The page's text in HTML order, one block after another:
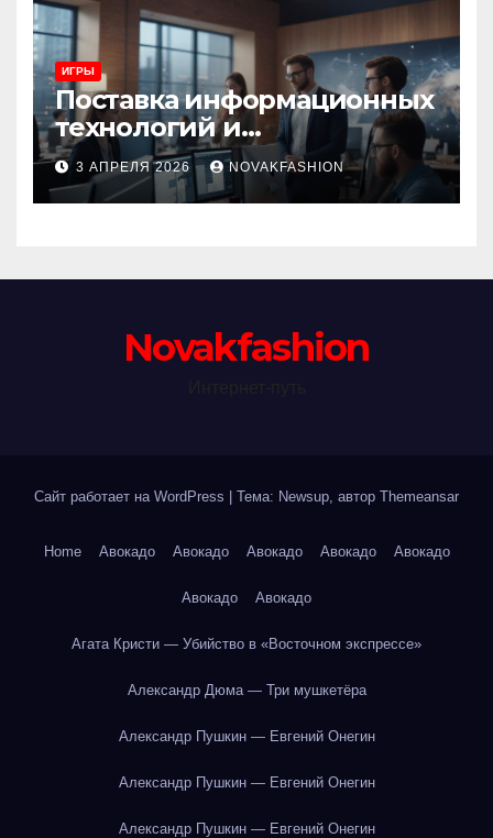
ИГРЫ
Поставка информационных
технологий и
инновационные решения
3 АПРЕЛЯ 2026 NOVAKFASHION
Novakfashion
Сайт работает на WordPress Тема: Newsup, автор Themeansar
Home Авокадо Авокадо Авокадо Авокадо Авокадо
Авокадо Авокадо
Агата Кристи — Убийство в «Восточном экспрессе»
Александр Дюма — Три мушкетёра
Александр Пушкин — Евгений Онегин
Александр Пушкин — Евгений Онегин
Александр Пушкин — Евгений Онегин